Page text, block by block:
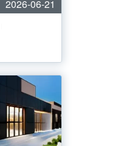
2026-06-21